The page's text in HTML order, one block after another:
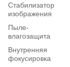
Стабилизатор
изображения
Пыле-
влагозащита
Внутренняя
фокусировка